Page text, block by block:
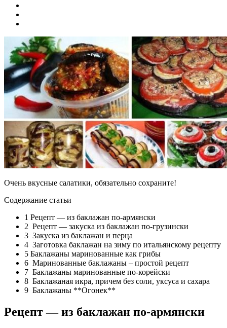
Очень вкусные салатики, обязательно сохраните!
Содержание статьи
1 Рецепт — из баклажан по-армянски
2 Рецепт — закуска из баклажан по-грузински
3 3акуска из баклажан и перца
4 3аготовка баклажан на зиму по итальянскому рецепту
5 Баклажаны маринованные как грибы
6 Маринованные баклажаны – простой рецепт
7 Баклажаны маринованные по-корейски
8 Баклажанaя икрa, причем без соли, уксуса и сахара
9 Баклажаны **Огонек**
Рецепт — из баклажан по-армянски